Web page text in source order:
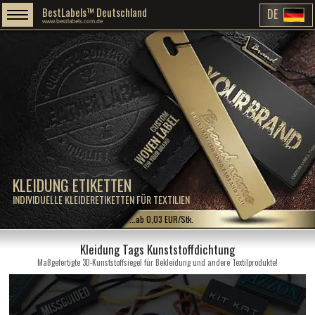
KLEIDUNG ETIKETTEN
INDIVIDUELLE KLEIDERETIKETTEN FÜR TEXTILIEN
BestLabels™ Deutschland
www.bestlabels.com.de DE
...ab 0,03 EUR/Stk.
Kleidung Tags Kunststoffdichtung
Maßgefertigte 3D-Kunststoffsiegel für Bekleidung und andere Textilprodukte!